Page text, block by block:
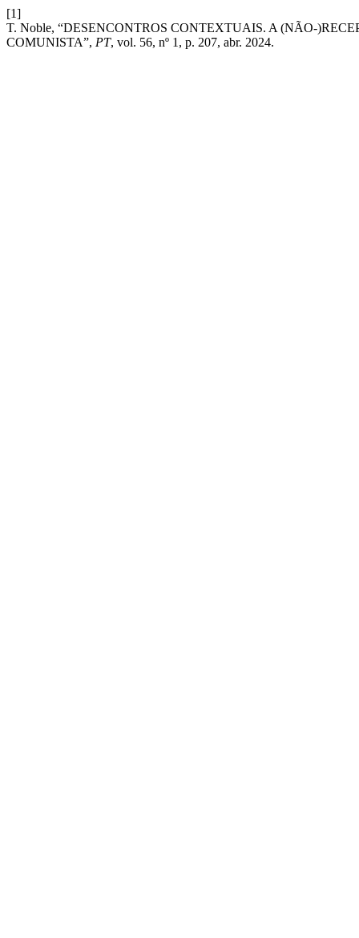
[1]
T. Noble, “DESENCONTROS CONTEXTUAIS. A (NÃO-
COMUNISTA”, PT, vol. 56, nº 1, p. 207, abr. 2024.